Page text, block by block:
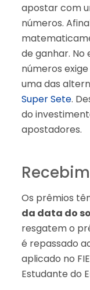
apostar com
números.
de ganhar. No
números
uma das
Super Sete.
do
apostadores.
Os prêmios
da data do
resgatem o
é repassado
aplicado no
Estudante do